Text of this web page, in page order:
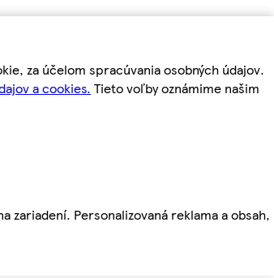
za účelom spracúvania osobných údajov.
a cookies. Tieto voľby oznámime našim
Personalizovaná reklama a obsah,